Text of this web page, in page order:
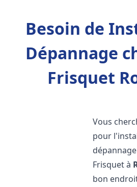
Besoin de
Dépannage
Frisquet
Vous
pour
Frisquet à
bon